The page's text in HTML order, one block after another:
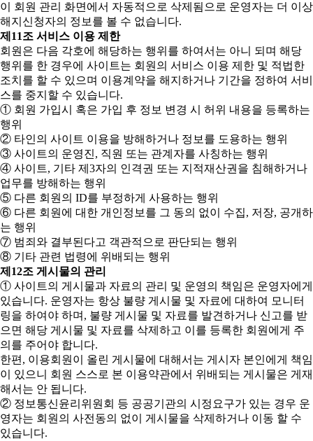
이 회원 관리 화면에서 자동적으로 삭제됨으로 운영자는 더 이상
해지신청자의 정보를 볼 수 없습니다.
제11조 서비스 이용 제한
회원은 다음 각호에 해당하는 행위를 하여서는 아니 되며 해당
행위를 한 경우에 사이트는 회원의 서비스 이용 제한 및 적법한
조치를 할 수 있으며 이용계약을 해지하거나 기간을 정하여 서비
스를 중지할 수 있습니다.
① 회원 가입시 혹은 가입 후 정보 변경 시 허위 내용을 등록하는
행위
② 타인의 사이트 이용을 방해하거나 정보를 도용하는 행위
③ 사이트의 운영진, 직원 또는 관계자를 사칭하는 행위
④ 사이트, 기타 제3자의 인격권 또는 지적재산권을 침해하거나
업무를 방해하는 행위
⑤ 다른 회원의 ID를 부정하게 사용하는 행위
⑥ 다른 회원에 대한 개인정보를 그 동의 없이 수집, 저장, 공개하
는 행위
⑦ 범죄와 결부된다고 객관적으로 판단되는 행위
⑧ 기타 관련 법령에 위배되는 행위
제12조 게시물의 관리
① 사이트의 게시물과 자료의 관리 및 운영의 책임은 운영자에게
있습니다. 운영자는 항상 불량 게시물 및 자료에 대하여 모니터
링을 하여야 하며, 불량 게시물 및 자료를 발견하거나 신고를 받
으면 해당 게시물 및 자료를 삭제하고 이를 등록한 회원에게 주
의를 주어야 합니다.
한편, 이용회원이 올린 게시물에 대해서는 게시자 본인에게 책임
이 있으니 회원 스스로 본 이용약관에서 위배되는 게시물은 게재
해서는 안 됩니다.
② 정보통신윤리위원회 등 공공기관의 시정요구가 있는 경우 운
영자는 회원의 사전동의 없이 게시물을 삭제하거나 이동 할 수
있습니다.